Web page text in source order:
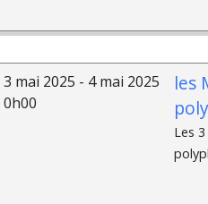
3 mai 2025 - 4 mai 2025
0h00
les
Les